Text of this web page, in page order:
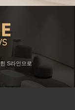
S라인으로